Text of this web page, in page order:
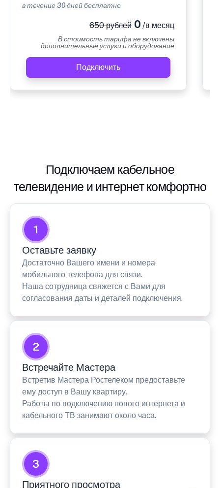
в течение 30 дней бесплатно
650 рублей0 /в месяц
В стоимость тарифа не включены
дополнительные услуги и оборудование
Подключить
Подключаем кабельное
телевидение и интернет комфортно
1
Оставьте заявку
Достаточно Вашего имени и номера
мобильного телефона для связи.
Наша сотрудница свяжется с Вами для
согласования даты и деталей подключения.
2
Встречайте Мастера
Встретив Мастера Ростелеком предоставьте
ему доступ в Вашу квартиру.
Работы по подключению нового интернета и
кабельного ТВ занимают около часа.
3
Приятного просмотра